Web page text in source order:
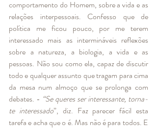
comportamento do Homem, sobre a vida e as
relações interpessoais. Confesso que de
política me ficou pouco, por me terem
interessado mais as intermináveis reflexões
sobre a natureza, a biologia, a vida e as
pessoas. Não sou como ela, capaz de discutir
todo e qualquer assunto que tragam para cima
da mesa num almoço que se prolonga com
debates. - “Se queres ser interessante, torna-
te interessado”, diz. Faz parecer fácil esta
tarefa e acha que o é. Mas não é para todos. E